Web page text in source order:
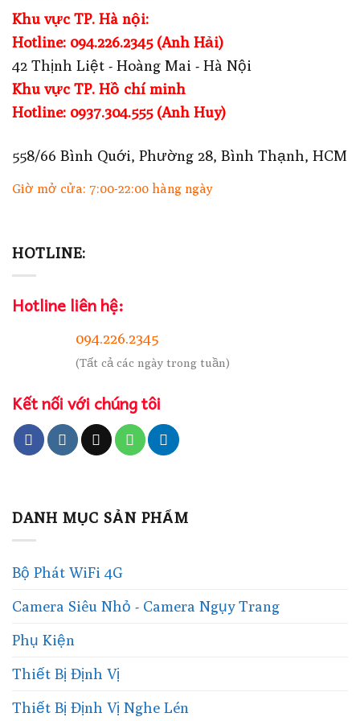
Khu vực TP. Hà nội:
Hotline: 094.226.2345 (Anh Hải)
42 Thịnh Liệt - Hoàng Mai - Hà Nội
Khu vực TP. Hồ chí minh
Hotline: 0937.304.555 (Anh Huy)
558/66 Bình Quới, Phường 28, Bình Thạnh, HCM
Giờ mở cửa: 7:00-22:00 hàng ngày
HOTLINE:
Hotline liên hệ:
094.226.2345
(Tất cả các ngày trong tuần)
Kết nối với chúng tôi
DANH MỤC SẢN PHẨM
Bộ Phát WiFi 4G
Camera Siêu Nhỏ - Camera Ngụy Trang
Phụ Kiện
Thiết Bị Định Vị
Thiết Bị Định Vị Nghe Lén